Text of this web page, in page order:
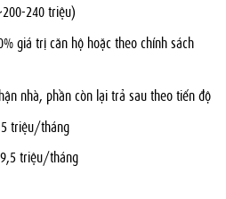
240 triệu)
giá trị căn hộ hoặc theo chính sách
nhà, phần còn lại trả sau theo tiến độ
triệu/tháng
triệu/tháng